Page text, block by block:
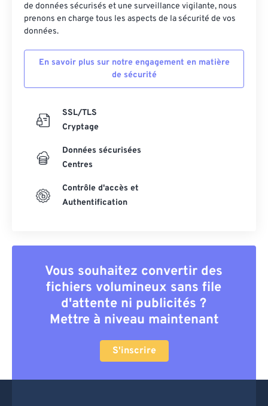
de données sécurisés et une surveillance vigilante, nous
prenons en charge tous les aspects de la sécurité de vos
données.
En savoir plus sur notre engagement en matière
de sécurité
SSL/TLS
Cryptage
Données sécurisées
Centres
Contrôle d'accès et
Authentification
Vous souhaitez convertir des
fichiers volumineux sans file
d'attente ni publicités ?
Mettre à niveau maintenant
S'inscrire